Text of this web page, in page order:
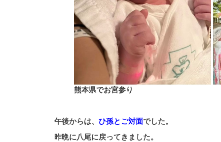
熊本県でお宮参り
午後からは、 ひ孫とご対面でした。
昨晩に八尾に戻ってきました。